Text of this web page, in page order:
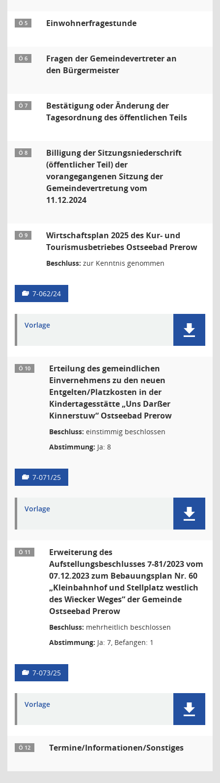
Ö 5 Einwohnerfragestunde
Ö 6
Fragen der Gemeindevertreter an
den Bürgermeister
Ö 7
Bestätigung oder Änderung der
Tagesordnung des öffentlichen Teils
Ö 8
Billigung der Sitzungsniederschrift
(öffentlicher Teil) der
vorangegangenen Sitzung der
Gemeindevertretung vom
11.12.2024
Ö 9
Wirtschaftsplan 2025 des Kur- und
Tourismusbetriebes Ostseebad Prerow
Beschluss: zur Kenntnis genommen
7-062/24
Vorlage
Ö 10
Erteilung des gemeindlichen
Einvernehmens zu den neuen
Entgelten/Platzkosten in der
Kindertagesstätte „Uns Darßer
Kinnerstuw“ Ostseebad Prerow
Beschluss: einstimmig beschlossen
Abstimmung: Ja: 8
7-071/25
Vorlage
Ö 11
Erweiterung des
Aufstellungsbeschlusses 7-81/2023 vom
07.12.2023 zum Bebauungsplan Nr. 60
„Kleinbahnhof und Stellplatz westlich
des Wiecker Weges“ der Gemeinde
Ostseebad Prerow
Beschluss: mehrheitlich beschlossen
Abstimmung: Ja: 7, Befangen: 1
7-073/25
Vorlage
Ö 12 Termine/Informationen/Sonstiges